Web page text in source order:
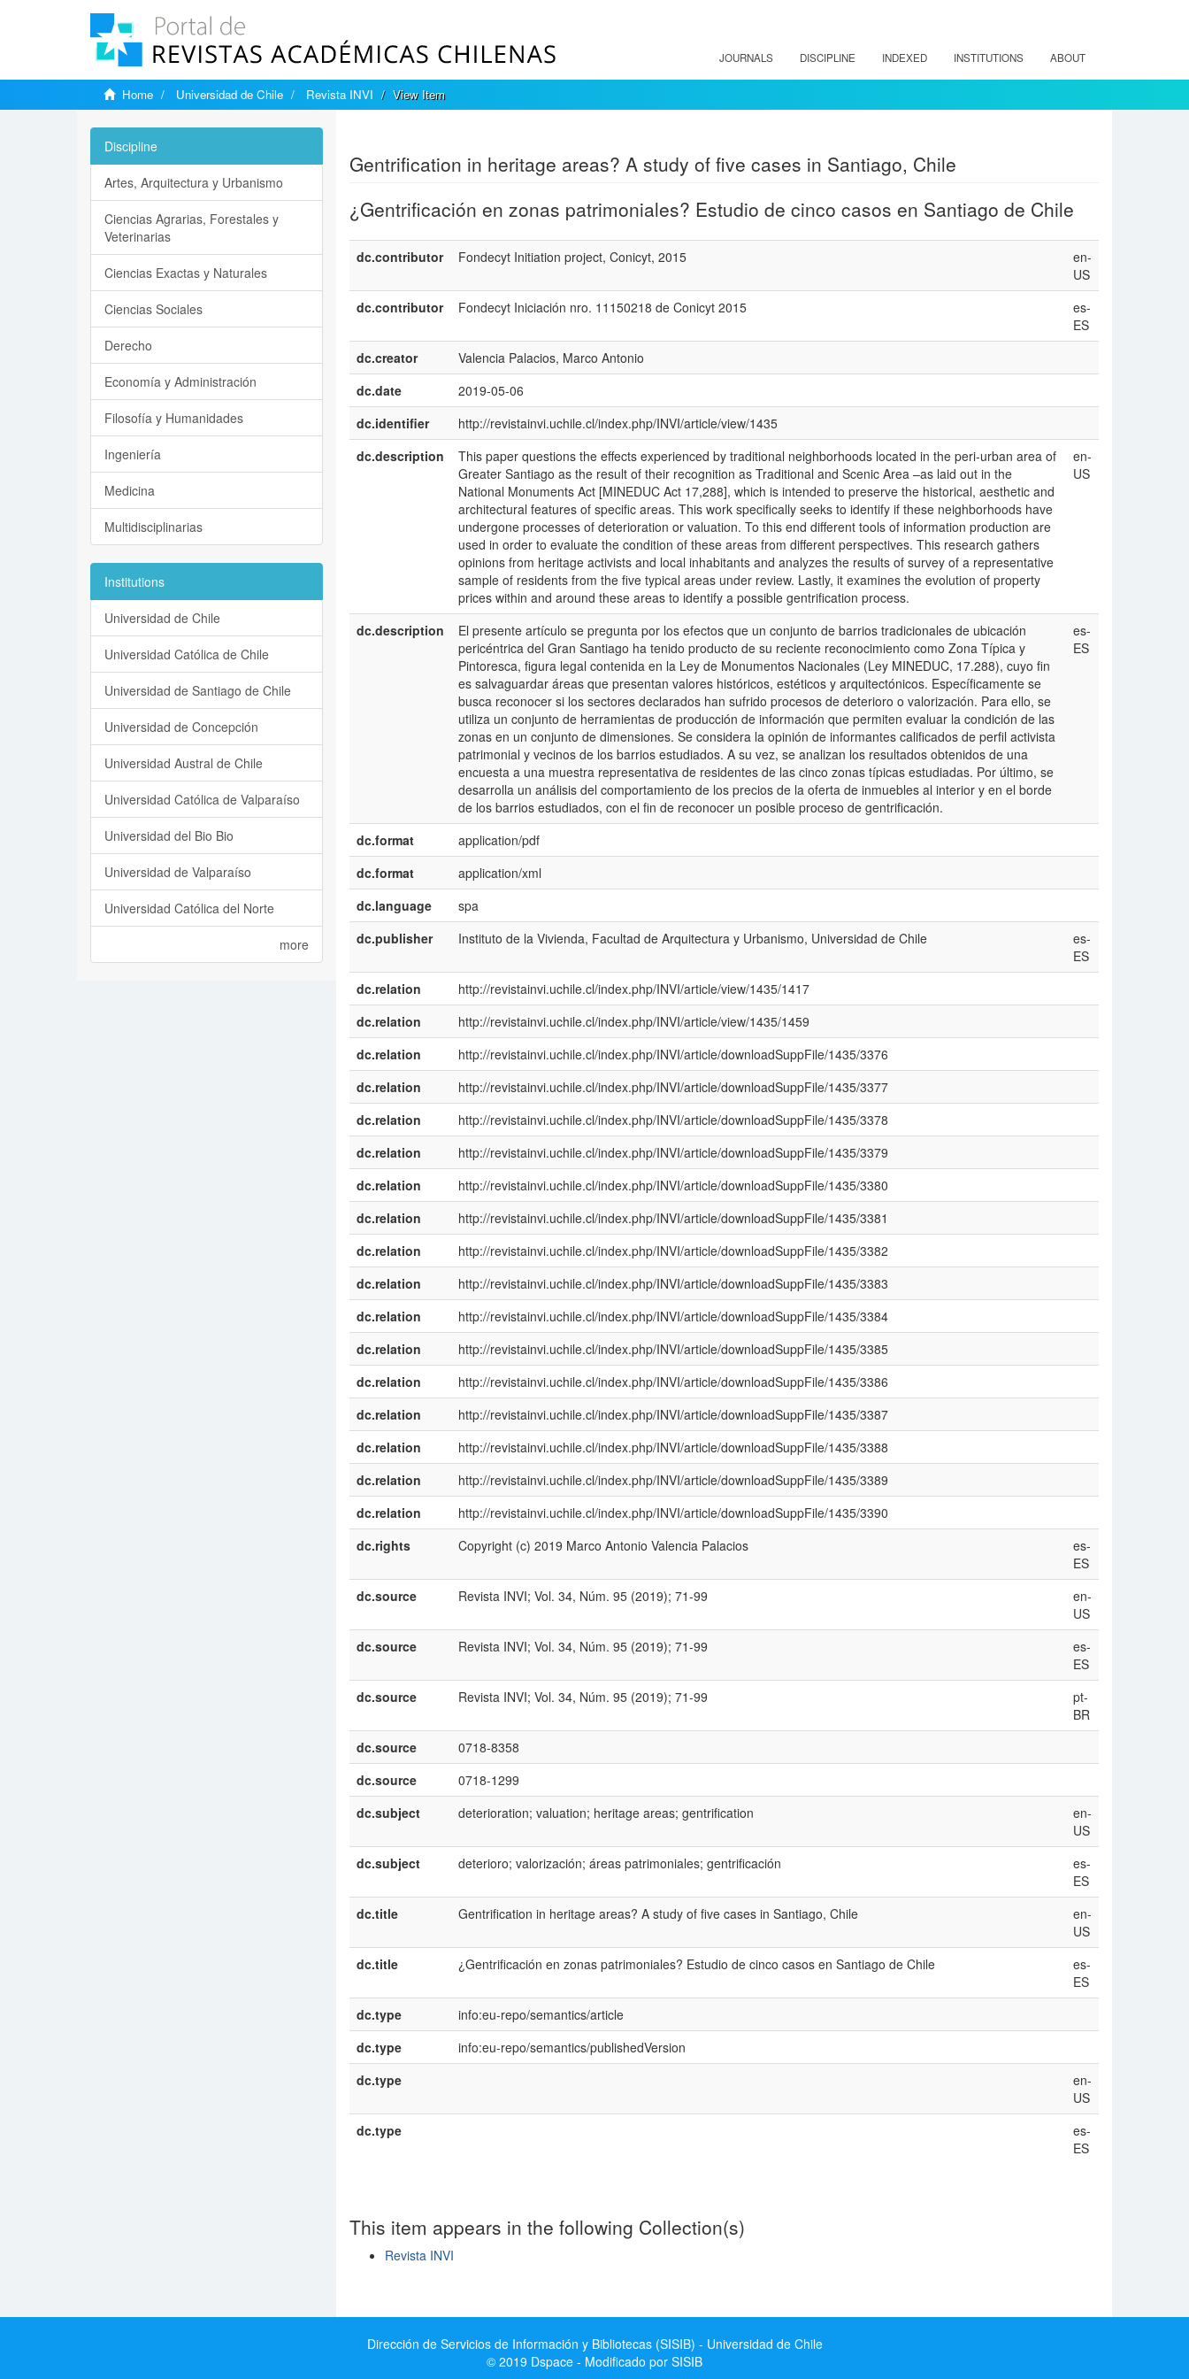
JOURNALS DISCIPLINE INDEXED INSTITUTIONS ABOUT
Home Universidad de Chile Revista INVI View Item
Gentrification in heritage areas? A study of five cases in Santiago, Chile
¿Gentrificación en zonas patrimoniales? Estudio de cinco casos en Santiago de Chile
dc.contributor Fondecyt Initiation project, Conicyt, 2015
en-
US
dc.contributor
Fondecyt Iniciación nro. 11150218 de Conicyt 2015
es-
ES
dc.creator
Valencia Palacios, Marco Antonio
dc.date
2019-05-06
dc.identifier
http://revistainvi.uchile.cl/index.php/INVI/article/view/1435
dc.description
This paper questions the effects experienced by traditional neighborhoods located in the peri-urban area of
Greater Santiago as the result of their recognition as Traditional and Scenic Area –as laid out in the
National Monuments Act [MINEDUC Act 17,288], which is intended to preserve the historical, aesthetic and
architectural features of specific areas. This work specifically seeks to identify if these neighborhoods have
undergone processes of deterioration or valuation. To this end different tools of information production are
used in order to evaluate the condition of these areas from different perspectives. This research gathers
opinions from heritage activists and local inhabitants and analyzes the results of survey of a representative
sample of residents from the five typical areas under review. Lastly, it examines the evolution of property
prices within and around these areas to identify a possible gentrification process.
en-
US
dc.description
El presente artículo se pregunta por los efectos que un conjunto de barrios tradicionales de ubicación
pericéntrica del Gran Santiago ha tenido producto de su reciente reconocimiento como Zona Típica y
Pintoresca, figura legal contenida en la Ley de Monumentos Nacionales (Ley MINEDUC, 17.288), cuyo fin
es salvaguardar áreas que presentan valores históricos, estéticos y arquitectónicos. Específicamente se
busca reconocer si los sectores declarados han sufrido procesos de deterioro o valorización. Para ello, se
utiliza un conjunto de herramientas de producción de información que permiten evaluar la condición de las
zonas en un conjunto de dimensiones. Se considera la opinión de informantes calificados de perfil activista
patrimonial y vecinos de los barrios estudiados. A su vez, se analizan los resultados obtenidos de una
encuesta a una muestra representativa de residentes de las cinco zonas típicas estudiadas. Por último, se
desarrolla un análisis del comportamiento de los precios de la oferta de inmuebles al interior y en el borde
de los barrios estudiados, con el fin de reconocer un posible proceso de gentrificación.
es-
ES
dc.format
application/pdf
dc.format
application/xml
dc.language
spa
dc.publisher
Instituto de la Vivienda, Facultad de Arquitectura y Urbanismo, Universidad de Chile
es-
ES
dc.relation
http://revistainvi.uchile.cl/index.php/INVI/article/view/1435/1417
dc.relation
http://revistainvi.uchile.cl/index.php/INVI/article/view/1435/1459
dc.relation
http://revistainvi.uchile.cl/index.php/INVI/article/downloadSuppFile/1435/3376
dc.relation
http://revistainvi.uchile.cl/index.php/INVI/article/downloadSuppFile/1435/3377
dc.relation
http://revistainvi.uchile.cl/index.php/INVI/article/downloadSuppFile/1435/3378
dc.relation
http://revistainvi.uchile.cl/index.php/INVI/article/downloadSuppFile/1435/3379
dc.relation
http://revistainvi.uchile.cl/index.php/INVI/article/downloadSuppFile/1435/3380
dc.relation
http://revistainvi.uchile.cl/index.php/INVI/article/downloadSuppFile/1435/3381
dc.relation
http://revistainvi.uchile.cl/index.php/INVI/article/downloadSuppFile/1435/3382
dc.relation
http://revistainvi.uchile.cl/index.php/INVI/article/downloadSuppFile/1435/3383
dc.relation
http://revistainvi.uchile.cl/index.php/INVI/article/downloadSuppFile/1435/3384
dc.relation
http://revistainvi.uchile.cl/index.php/INVI/article/downloadSuppFile/1435/3385
dc.relation
http://revistainvi.uchile.cl/index.php/INVI/article/downloadSuppFile/1435/3386
dc.relation
http://revistainvi.uchile.cl/index.php/INVI/article/downloadSuppFile/1435/3387
dc.relation
http://revistainvi.uchile.cl/index.php/INVI/article/downloadSuppFile/1435/3388
dc.relation
http://revistainvi.uchile.cl/index.php/INVI/article/downloadSuppFile/1435/3389
dc.relation
http://revistainvi.uchile.cl/index.php/INVI/article/downloadSuppFile/1435/3390
dc.rights
Copyright (c) 2019 Marco Antonio Valencia Palacios
es-
ES
dc.source
Revista INVI; Vol. 34, Núm. 95 (2019); 71-99
en-
US
dc.source
Revista INVI; Vol. 34, Núm. 95 (2019); 71-99
es-
ES
dc.source
Revista INVI; Vol. 34, Núm. 95 (2019); 71-99
pt-
BR
dc.source
0718-8358
dc.source
0718-1299
dc.subject
deterioration; valuation; heritage areas; gentrification
en-
US
dc.subject
deterioro; valorización; áreas patrimoniales; gentrificación
es-
ES
dc.title
Gentrification in heritage areas? A study of five cases in Santiago, Chile
en-
US
dc.title
¿Gentrificación en zonas patrimoniales? Estudio de cinco casos en Santiago de Chile
es-
ES
dc.type
info:eu-repo/semantics/article
dc.type
info:eu-repo/semantics/publishedVersion
dc.type
en-
US
dc.type
es-
ES
This item appears in the following Collection(s)
Revista INVI
Discipline
Artes, Arquitectura y Urbanismo
Ciencias Agrarias, Forestales y
Veterinarias
Ciencias Exactas y Naturales
Ciencias Sociales
Derecho
Economía y Administración
Filosofía y Humanidades
Ingeniería
Medicina
Multidisciplinarias
Institutions
Universidad de Chile
Universidad Católica de Chile
Universidad de Santiago de Chile
Universidad de Concepción
Universidad Austral de Chile
Universidad Católica de Valparaíso
Universidad del Bio Bio
Universidad de Valparaíso
Universidad Católica del Norte
more
Dirección de Servicios de Información y Bibliotecas (SISIB) - Universidad de Chile
© 2019 Dspace - Modificado por SISIB